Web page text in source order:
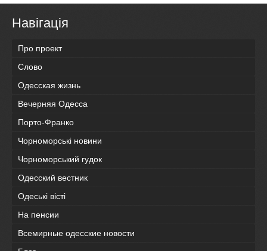
Навігація
Про проект
Слово
Одесская жизнь
Вечерняя Одесса
Порто-Франко
Чорноморські новини
Чорноморський гудок
Одесский вестник
Одеськi вiстi
На пенсии
Всемирные одесские новости